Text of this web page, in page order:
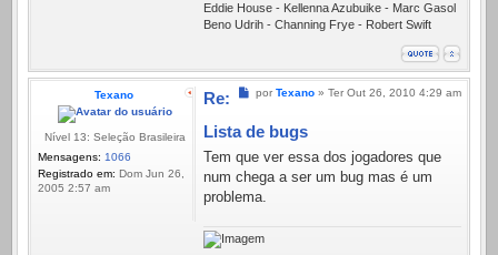
Eddie House - Kellenna Azubuike - Marc Gasol
Beno Udrih - Channing Frye - Robert Swift
Texano
Nível 13: Seleção Brasileira
Mensagens: 1066
Registrado em: Dom Jun 26,
2005 2:57 am
Mensagem
por Texano » Ter Out 26, 2010 4:29 am
Re:
Lista de bugs
Tem que ver essa dos jogadores que
num chega a ser um bug mas é um
problema.